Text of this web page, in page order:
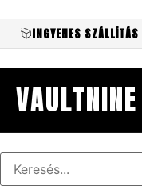
INGYENES SZÁLLÍTÁS
VAULTNINE